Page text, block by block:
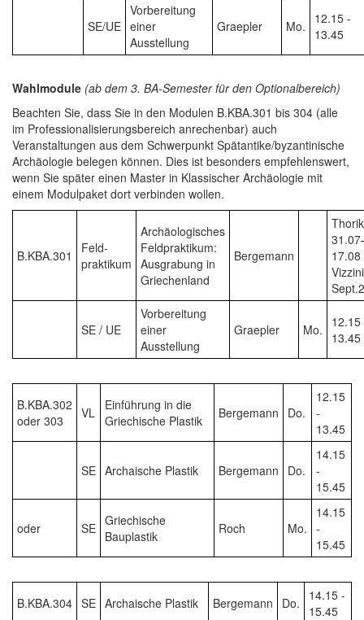
SE/UE
Vorbereitung
einer
Ausstellung
Graepler Mo.
12.15 -
13.45
Wahlmodule (ab dem 3. BA-Semester für den Optionalbereich)
Beachten Sie, dass Sie in den Modulen B.KBA.301 bis 304 (alle
im Professionalisierungsbereich anrechenbar) auch
Veranstaltungen aus dem Schwerpunkt Spätantike/byzantinische
Archäologie belegen können. Dies ist besonders empfehlenswert,
wenn Sie später einen Master in Klassischer Archäologie mit
einem Modulpaket dort verbinden wollen.
B.KBA.301
Feld-
praktikum
Archäologisches
Feldpraktikum:
Ausgrabung in
Griechenland
Bergemann
17.08
Vizzini
SE / UE
Vorbereitung
einer
Ausstellung
Graepler Mo.
12.15
13.45
B.KBA.302
oder 303
VL
Einführung in die
Griechische Plastik
Bergemann Do.
12.15
-
13.45
SE Archaische Plastik Bergemann Do.
14.15
-
15.45
oder SE Griechische
Bauplastik
Roch Mo.
14.15
-
15.45
B.KBA.304 SE Archaische Plastik Bergemann Do.
14.15 -
15.45